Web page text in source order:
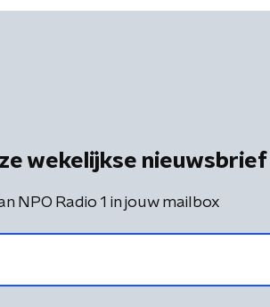
wekelijkse nieuwsbrief
NPO Radio 1 in jouw mailbox